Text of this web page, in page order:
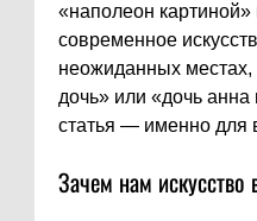
«наполеон
современное
неожиданных местах,
дочь» или «дочь анна
статья — именно для
Зачем нам